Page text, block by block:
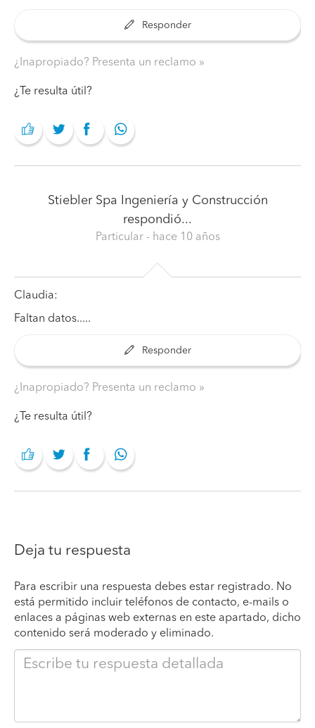
Responder
¿Inapropiado? Presenta un reclamo
¿Te resulta útil?
Stiebler Spa Ingeniería y Construcción
respondió...
Particular - hace 10 años
Claudia:
Faltan datos.....
Responder
¿Inapropiado? Presenta un reclamo
¿Te resulta útil?
Deja tu respuesta
Para escribir una respuesta debes estar registrado. No
está permitido incluir teléfonos de contacto, e-mails o
enlaces a páginas web externas en este apartado, dicho
contenido será moderado y eliminado.